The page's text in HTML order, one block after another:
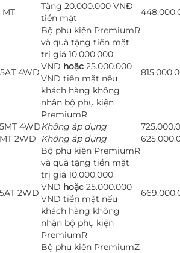
MT
Tặng 20.000.000 VNĐ
tiền mặt
4WD
Bộ phụ kiện PremiumR
và quà tặng tiền mặt
trị giá 10.000.000
VND hoặc 25.000.000
VND tiền mặt nếu
khách hàng không
nhận bộ phụ kiện
PremiumR
4WDKhông áp dụng
2WD Không áp dụng
2WD
Bộ phụ kiện PremiumR
và quà tặng tiền mặt
trị giá 10.000.000
VND hoặc 25.000.000
VND tiền mặt nếu
khách hàng không
nhận bộ phụ kiện
PremiumR
Bộ phụ kiện PremiumZ